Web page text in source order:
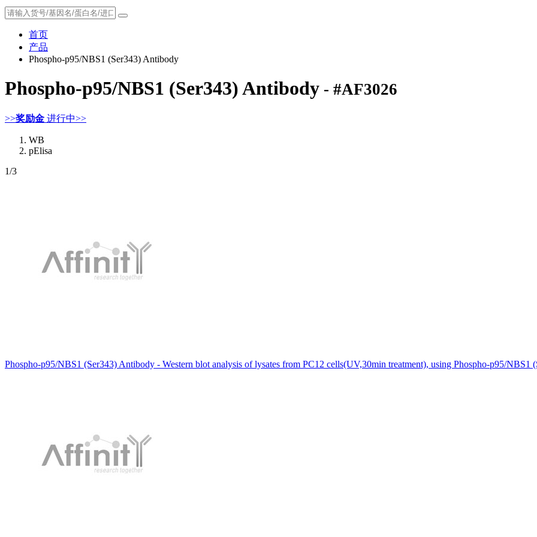
首页
产品
Phospho-p95/NBS1 (Ser343) Antibody
Phospho-p95/NBS1 (Ser343) Antibody - #AF3026
>>奖励金 进行中>>
WB
pElisa
1/3
Phospho-p95/NBS1 (Ser343) Antibody - Western blot analysis of lysates from PC12 cells(UV,30min treatment), using Phospho-p95/NBS1